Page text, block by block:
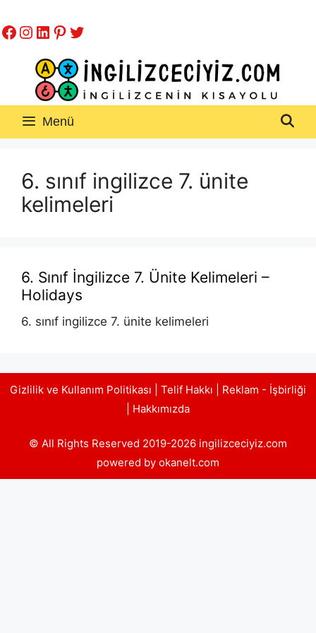
atla
Facebook
Instagram
LinkedIn
Pinterest
Twitter
Menü
6. sınıf ingilizce 7. ünite
kelimeleri
6. Sınıf İngilizce 7. Ünite Kelimeleri –
Holidays
6. sınıf ingilizce 7. ünite kelimeleri
Gizlilik ve Kullanım Politikası Telif Hakkı
Reklam - İşbirliği
Hakkımızda
© All Rights Reserved 2019-2026 ingilizceciyiz.com
powered by okanelt.com